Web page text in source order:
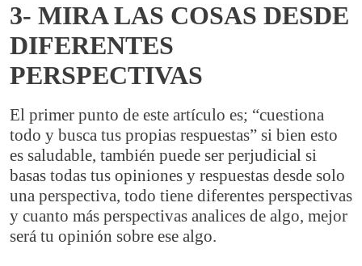
3- MIRA LAS COSAS DESDE
DIFERENTES
PERSPECTIVAS
El primer punto de este artículo es; “cuestiona
todo y busca tus propias respuestas” si bien esto
es saludable, también puede ser perjudicial si
basas todas tus opiniones y respuestas desde solo
una perspectiva, todo tiene diferentes perspectivas
y cuanto más perspectivas analices de algo, mejor
será tu opinión sobre ese algo.